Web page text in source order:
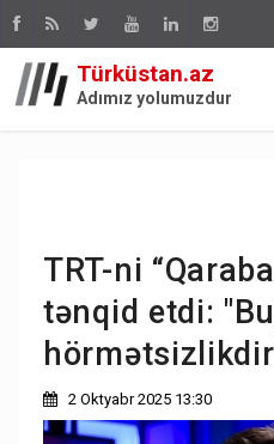
Türküstan.az
Adımız yolumuzdur
TRT-ni
tənqid etdi:
2 Oktyabr 2025 13:30